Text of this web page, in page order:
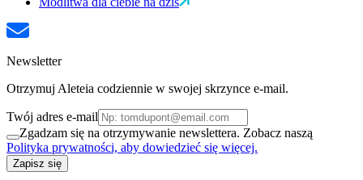
Newsletter
Otrzymuj Aleteia codziennie w swojej skrzynce e-mail.
Twój adres e-mail
Zgadzam się na otrzymywanie newslettera. Zobacz naszą
Polityka prywatności, aby dowiedzieć się więcej.
Zapisz się